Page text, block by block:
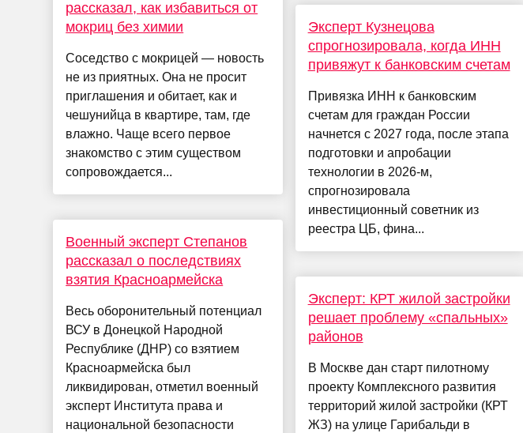
рассказал, как избавиться от
мокриц без химии
Соседство с мокрицей — новость
не из приятных. Она не просит
приглашения и обитает, как и
чешунийца в квартире, там, где
влажно. Чаще всего первое
знакомство с этим существом
сопровождается...
Военный эксперт Степанов
рассказал о последствиях
взятия Красноармейска
Весь оборонительный потенциал
ВСУ в Донецкой Народной
Республике (ДНР) со взятием
Красноармейска был
ликвидирован, отметил военный
эксперт Института права и
национальной безопасности
Эксперт Кузнецова
спрогнозировала, когда ИНН
привяжут к банковским счетам
Привязка ИНН к банковским
счетам для граждан России
начнется с 2027 года, после этапа
подготовки и апробации
технологии в 2026-м,
спрогнозировала
инвестиционный советник из
реестра ЦБ, фина...
Эксперт: КРТ жилой застройки
решает проблему «спальных»
районов
В Москве дан старт пилотному
проекту Комплексного развития
территорий жилой застройки (КРТ
ЖЗ) на улице Гарибальди в